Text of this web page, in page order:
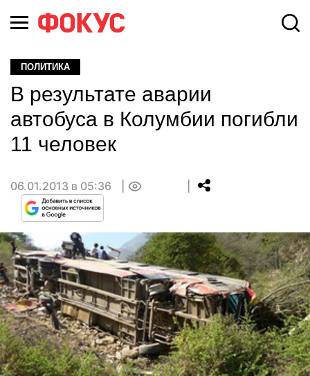
ПОЛИТИКА
В результате аварии
автобуса в Колумбии погибли
11 человек
06.01.2013 в 05:36